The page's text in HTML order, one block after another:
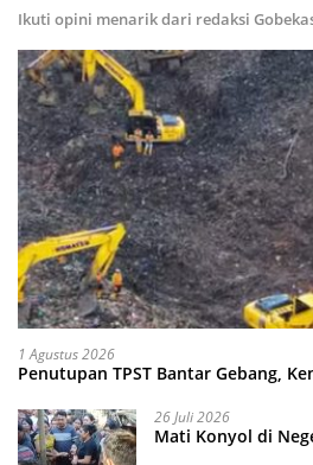
Ikuti opini menarik dari redaksi
1 Agustus 2026
Penutupan TPST Bantar Gebang,
26 Juli 2026
Mati Konyol di